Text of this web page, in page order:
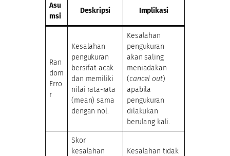
Asu
msi
Deskripsi Implikasi
Ran
dom
Erro
r
Kesalahan
pengukuran
bersifat acak
dan memiliki
nilai rata-rata
(mean) sama
dengan nol.
Kesalahan
pengukuran
akan saling
meniadakan
(cancel out)
apabila
pengukuran
dilakukan
berulang kali.
Skor
kesalahan
Kesalahan tidak